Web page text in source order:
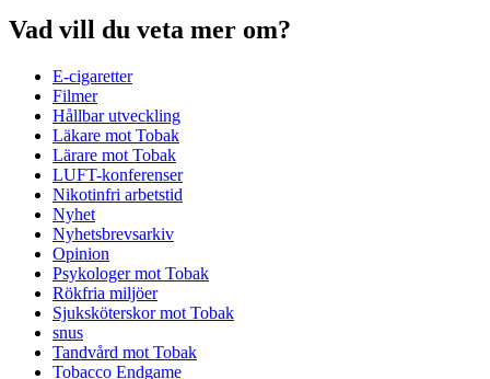
Vad vill du veta mer om?
E-cigaretter
Filmer
Hållbar utveckling
Läkare mot Tobak
Lärare mot Tobak
LUFT-konferenser
Nikotinfri arbetstid
Nyhet
Nyhetsbrevsarkiv
Opinion
Psykologer mot Tobak
Rökfria miljöer
Sjuksköterskor mot Tobak
snus
Tandvård mot Tobak
Tobacco Endgame